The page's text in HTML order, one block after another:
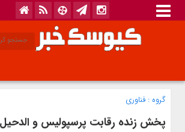
گروه : فناوری
پخش زنده رقابت پرسپولیس و الدحیل